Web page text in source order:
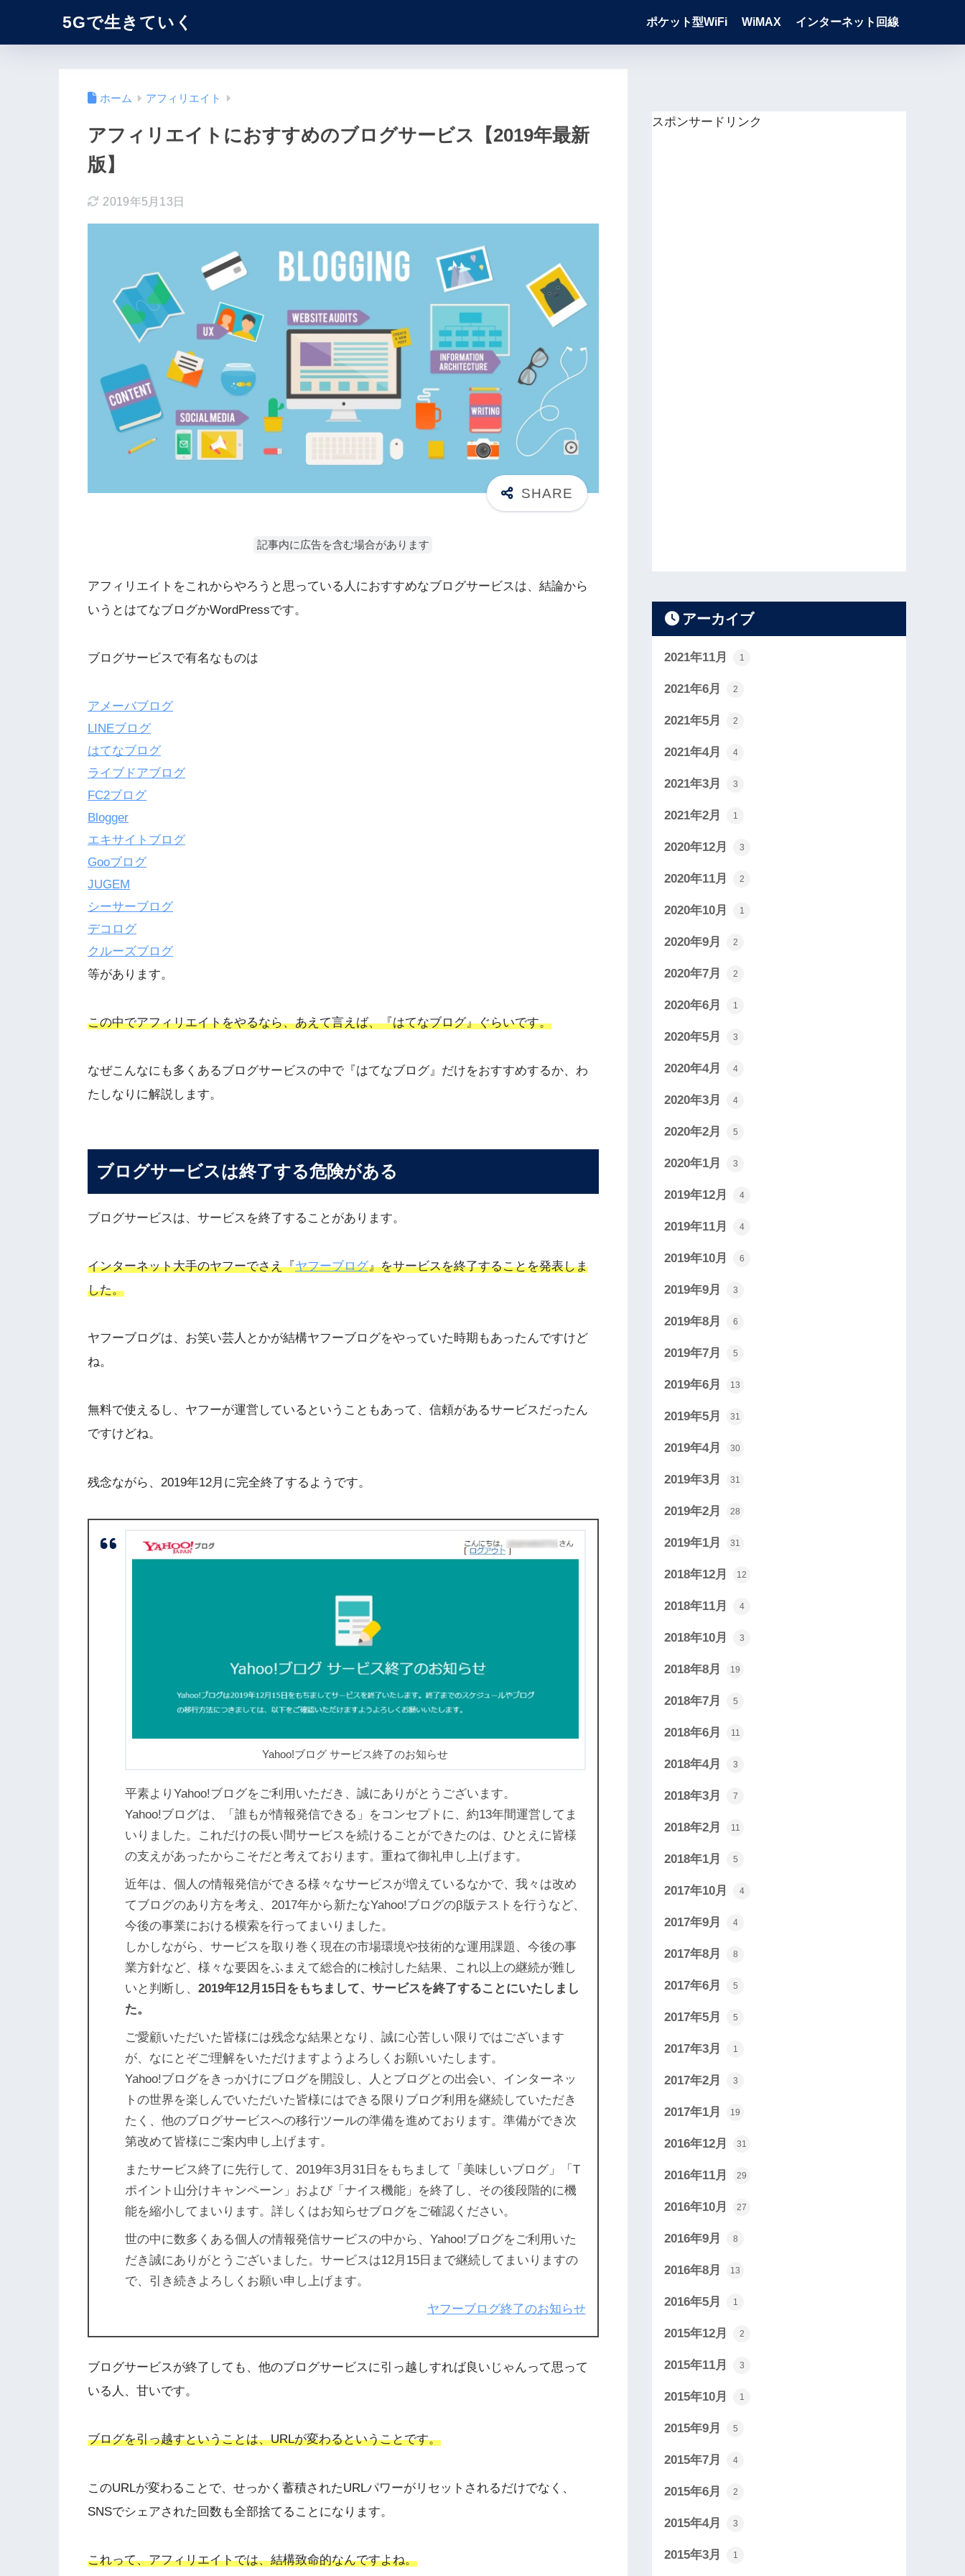
5Gで生きていく ポケット型WiFi WiMAX インターネット回線
ホーム アフィリエイト
アフィリエイトにおすすめのブログサービス【2019年最新
版】
2019年5月13日
記事内に広告を含む場合があります
アフィリエイトをこれからやろうと思っている人におすすめなブログサービスは、結論から
いうとはてなブログかWordPressです。
ブログサービスで有名なものは
アメーバブログ
LINEブログ
はてなブログ
ライブドアブログ
FC2ブログ
Blogger
エキサイトブログ
Gooブログ
JUGEM
シーサーブログ
デコログ
クルーズブログ
等があります。
この中でアフィリエイトをやるなら、あえて言えば、『はてなブログ』ぐらいです。
なぜこんなにも多くあるブログサービスの中で『はてなブログ』だけをおすすめするか、わ
たしなりに解説します。
ブログサービスは終了する危険がある
ブログサービスは、サービスを終了することがあります。
インターネット大手のヤフーでさえ『ヤフーブログ』をサービスを終了することを発表しま
した。
ヤフーブログは、お笑い芸人とかが結構ヤフーブログをやっていた時期もあったんですけど
ね。
無料で使えるし、ヤフーが運営しているということもあって、信頼があるサービスだったん
ですけどね。
残念ながら、2019年12月に完全終了するようです。
Yahoo!ブログ サービス終了のお知らせ
平素よりYahoo!ブログをご利用いただき、誠にありがとうございます。
Yahoo!ブログは、「誰もが情報発信できる」をコンセプトに、約13年間運営してま
いりました。これだけの長い間サービスを続けることができたのは、ひとえに皆様
の支えがあったからこそだと考えております。重ねて御礼申し上げます。
近年は、個人の情報発信ができる様々なサービスが増えているなかで、我々は改め
てブログのあり方を考え、2017年から新たなYahoo!ブログのβ版テストを行うなど、
今後の事業における模索を行ってまいりました。
しかしながら、サービスを取り巻く現在の市場環境や技術的な運用課題、今後の事
業方針など、様々な要因をふまえて総合的に検討した結果、これ以上の継続が難し
いと判断し、 2019年12月15日をもちまして、サービスを終了することにいたしまし
た。
ご愛顧いただいた皆様には残念な結果となり、誠に心苦しい限りではございます
が、なにとぞご理解をいただけますようよろしくお願いいたします。
Yahoo!ブログをきっかけにブログを開設し、人とブログとの出会い、インターネッ
トの世界を楽しんでいただいた皆様にはできる限りブログ利用を継続していただき
たく、他のブログサービスへの移行ツールの準備を進めております。準備ができ次
第改めて皆様にご案内申し上げます。
またサービス終了に先行して、2019年3月31日をもちまして「美味しいブログ」「T
ポイント山分けキャンペーン」および「ナイス機能」を終了し、その後段階的に機
能を縮小してまいります。詳しくはお知らせブログをご確認ください。
世の中に数多くある個人の情報発信サービスの中から、Yahoo!ブログをご利用いた
だき誠にありがとうございました。サービスは12月15日まで継続してまいりますの
で、引き続きよろしくお願い申し上げます。
ヤフーブログ終了のお知らせ
ブログサービスが終了しても、他のブログサービスに引っ越しすれば良いじゃんって思って
いる人、甘いです。
ブログを引っ越すということは、URLが変わるということです。
このURLが変わることで、せっかく蓄積されたURLパワーがリセットされるだけでなく、
SNSでシェアされた回数も全部捨てることになります。
これって、アフィリエイトでは、結構致命的なんですよね。
スポンサードリンク
アーカイブ
2021年11月 1
2021年6月 2
2021年5月 2
2021年4月 4
2021年3月 3
2021年2月 1
2020年12月 3
2020年11月 2
2020年10月 1
2020年9月 2
2020年7月 2
2020年6月 1
2020年5月 3
2020年4月 4
2020年3月 4
2020年2月 5
2020年1月 3
2019年12月 4
2019年11月 4
2019年10月 6
2019年9月 3
2019年8月 6
2019年7月 5
2019年6月 13
2019年5月 31
2019年4月 30
2019年3月 31
2019年2月 28
2019年1月 31
2018年12月 12
2018年11月 4
2018年10月 3
2018年8月 19
2018年7月 5
2018年6月 11
2018年4月 3
2018年3月 7
2018年2月 11
2018年1月 5
2017年10月 4
2017年9月 4
2017年8月 8
2017年6月 5
2017年5月 5
2017年3月 1
2017年2月 3
2017年1月 19
2016年12月 31
2016年11月 29
2016年10月 27
2016年9月 8
2016年8月 13
2016年5月 1
2015年12月 2
2015年11月 3
2015年10月 1
2015年9月 5
2015年7月 4
2015年6月 2
2015年4月 3
2015年3月 1